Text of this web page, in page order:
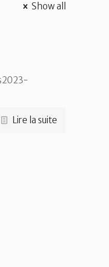
Show all
Lire la suite